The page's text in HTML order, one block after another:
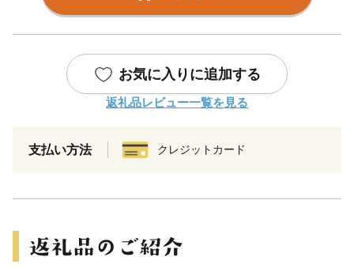
お気に入りに追加する
返礼品レビュー一覧を見る
支払い方法 クレジットカード